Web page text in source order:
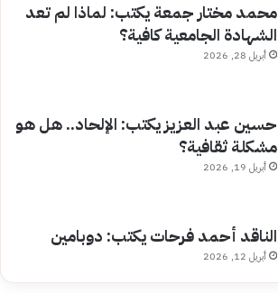
محمد مختار جمعة يكتب: لماذا لم تعد
الشهادة الجامعية كافية؟
أبريل 28, 2026
حسين عبد العزيز يكتب: الإلحاد.. هل هو
مشكلة ثقافية؟
أبريل 19, 2026
الناقد أحمد فرحات يكتب: دوبامين
أبريل 12, 2026